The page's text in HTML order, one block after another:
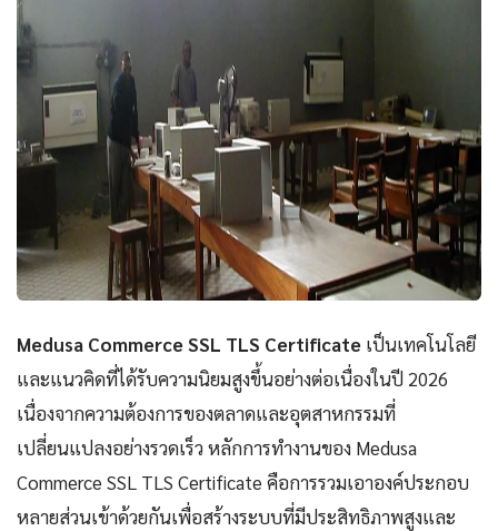
Medusa Commerce SSL TLS Certificate เป็นเทคโนโลยี
และแนวคิดที่ได้รับความนิยมสูงขึ้นอย่างต่อเนื่องในปี 2026
เนื่องจากความต้องการของตลาดและอุตสาหกรรมที่
เปลี่ยนแปลงอย่างรวดเร็ว หลักการทำงานของ Medusa
Commerce SSL TLS Certificate คือการรวมเอาองค์ประกอบ
หลายส่วนเข้าด้วยกันเพื่อสร้างระบบที่มีประสิทธิภาพสูงและ